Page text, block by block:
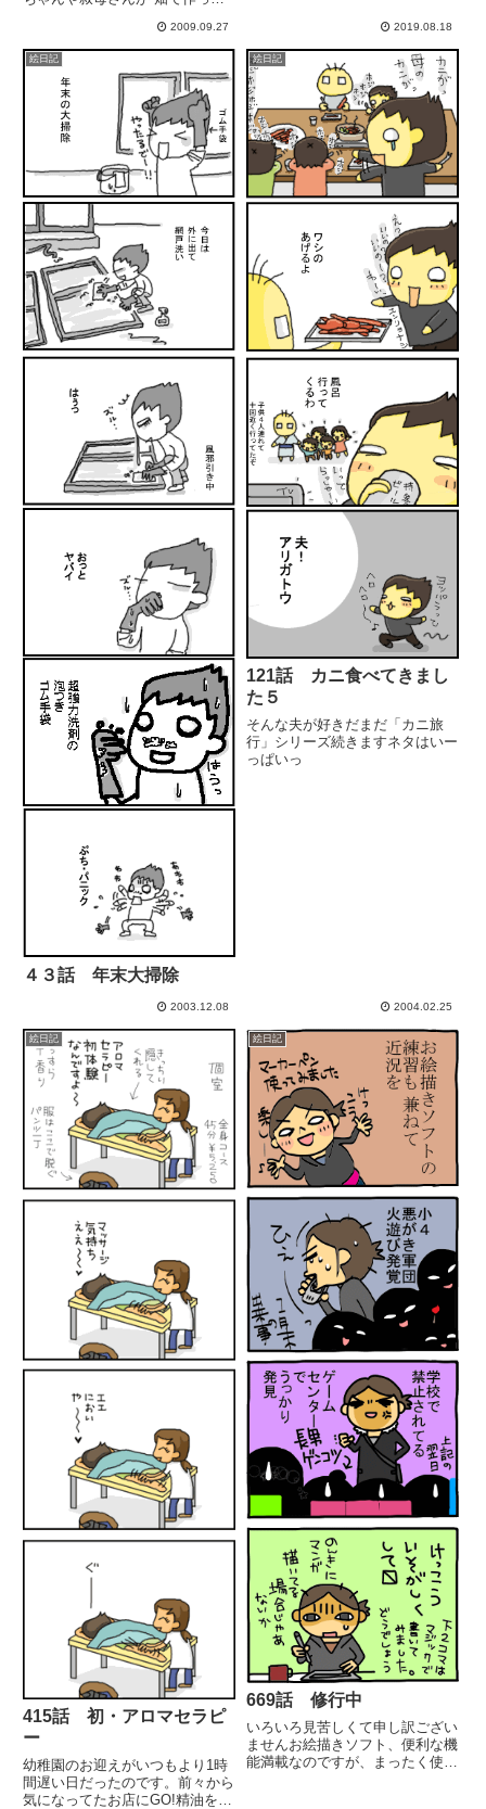
今では思い出の中で。けど、大好
きで大好きで。子供の頃に食べた
のが忘れられなくて、ネットで探
し当てて以来、ほぼ毎年お世話
2009.09.27
『せっかく時間の調整の効くフリ
わざわざ人ごみにまみれに行きた
くない』という自分の気持ちを最
優...
2019.08.18
絵日記
４３話 年末大掃除
2003.12.08
絵日記
121話 カニ食べてきまし
た５
そんな夫が好きだまだ「カニ旅
行」シリーズ続きますネタはいー
っぱいっ
2004.02.25
絵日記
415話 初・アロマセラピ
ー
幼稚園のお迎えがいつもより1時
間遅い日だったのです。前々から
気になってたお店にGO!精油を使
絵日記
669話 修行中
いろいろ見苦しくて申し訳ござい
ませんお絵描きソフト、便利な機
能満載なのですが、まったく使い